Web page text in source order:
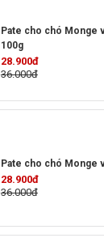
Pate cho chó Monge
100g
28.900đ
36.000đ
Pate cho chó Monge
28.900đ
36.000đ